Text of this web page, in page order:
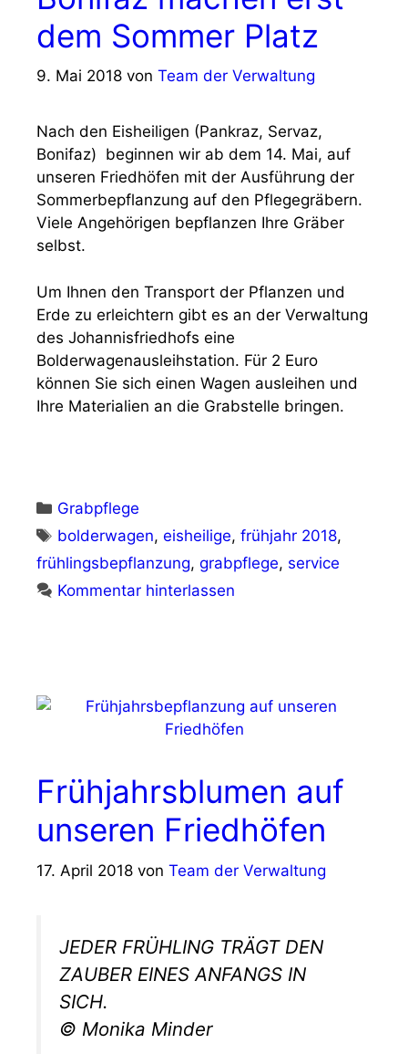
dem Sommer Platz
9. Mai 2018 von Team der Verwaltung
Nach den Eisheiligen (Pankraz, Servaz,
Bonifaz) beginnen wir ab dem 14. Mai, auf
unseren Friedhöfen mit der Ausführung der
Sommerbepflanzung auf den Pflegegräbern.
Viele Angehörigen bepflanzen Ihre Gräber
selbst.
Um Ihnen den Transport der Pflanzen und
Erde zu erleichtern gibt es an der Verwaltung
des Johannisfriedhofs eine
Bolderwagenausleihstation. Für 2 Euro
können Sie sich einen Wagen ausleihen und
Ihre Materialien an die Grabstelle bringen.
Kategorien
Grabpflege
Schlagwörter
bolderwagen,eisheilige,frühjahr 2018,
frühlingsbepflanzung, grabpflege, service
Kommentar hinterlassen
Frühjahrsblumen auf
unseren Friedhöfen
17. April 2018 von Team der Verwaltung
JEDER FRÜHLING TRÄGT DEN
ZAUBER EINES ANFANGS IN
SICH.
© Monika Minder